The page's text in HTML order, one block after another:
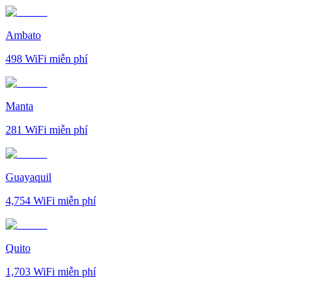
Ambato
498 WiFi miễn phí
Manta
281 WiFi miễn phí
Guayaquil
4,754 WiFi miễn phí
Quito
1,703 WiFi miễn phí